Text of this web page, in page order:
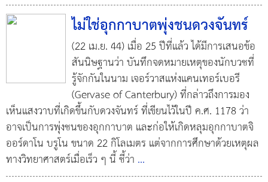
ไม่ใช่อุกกาบาตพุ่งชนดวงจันทร์
(22 เม.ย. 44) เมื่อ 25 ปีที่แล้ว ได้มีการเสนอข้อ
สันนิษฐานว่า บันทึกจดหมายเหตุของนักบวชที่
รู้จักกันในนาม เจอร์วาสแห่งแคนเทอร์เบอรี
(Gervase of Canterbury) ที่กล่าวถึงการมอง
เห็นแสงวาบที่เกิดขึ้นกับดวงจันทร์ ที่เขียนไว้ในปี ค.ศ. 1178 ว่า
อาจเป็นการพุ่งชนของอุกกาบาต และก่อให้เกิดหลุมอุกกาบาตจิ
ออร์ดาโน บรูโน ขนาด 22 กิโลเมตร แต่จากการศึกษาด้วยเหตุผล
ทางวิทยาศาสตร์เมื่อเร็ว ๆ นี้ ชี้ว่า ...